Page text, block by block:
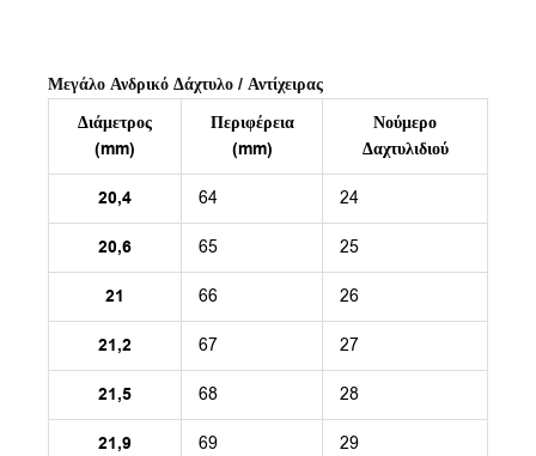
Μεγάλο Ανδρικό Δάχτυλο / Αντίχειρας
Διάμετρος
(mm)
Περιφέρεια
(mm)
Νούμερο
Δαχτυλιδιού
20,4 64 24
20,6 65 25
21 66 26
21,2 67 27
21,5 68 28
21,9 69 29